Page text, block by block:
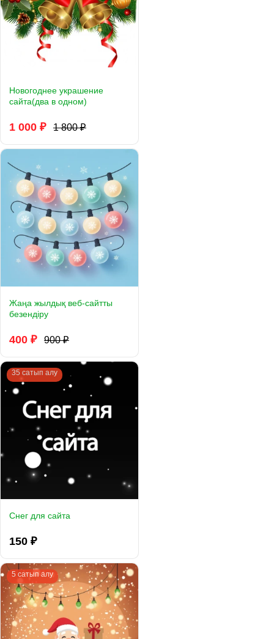
Новогоднее украшение
сайта(два в одном)
1 000 ₽ 1 800 ₽
Жаңа жылдық веб-сайтты
безендіру
400 ₽ 900 ₽
35 сатып алу
Снег для сайта
150 ₽
5 сатып алу